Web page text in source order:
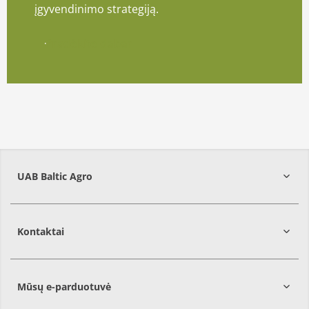
įgyvendinimo strategiją.
Pradėkite dabar
UAB Baltic Agro
Kontaktai
Mūsų e-parduotuvė